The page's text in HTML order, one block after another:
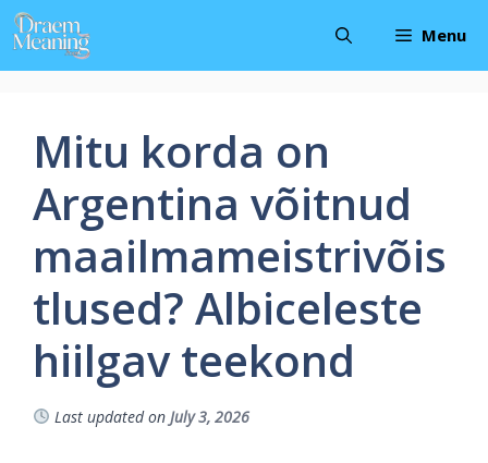
Skip
to
content
Menu
Mitu korda on
Argentina võitnud
maailmameistrivõis
tlused? Albiceleste
hiilgav teekond
Last updated on July 3, 2026